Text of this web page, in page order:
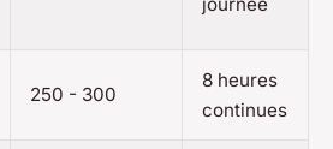
250 - 300
8 heures
continues